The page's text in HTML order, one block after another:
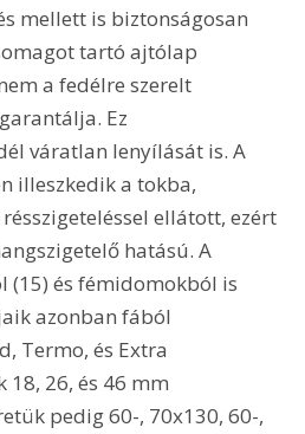
mellett is biztonságosan
tartó ajtólap
a fedélre szerelt
Ez
váratlan lenyílását is. A
illeszkedik a tokba,
ellátott, ezért
hatású. A
(15) és fémidomokból is
azonban fából
Termo, és Extra
26, és 46 mm
pedig 60-, 70x130, 60-,